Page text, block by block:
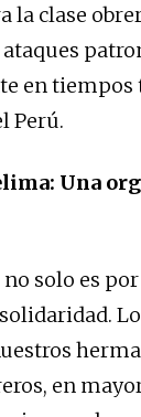
la clase
en tiempos
Perú.
Una
solo es
en